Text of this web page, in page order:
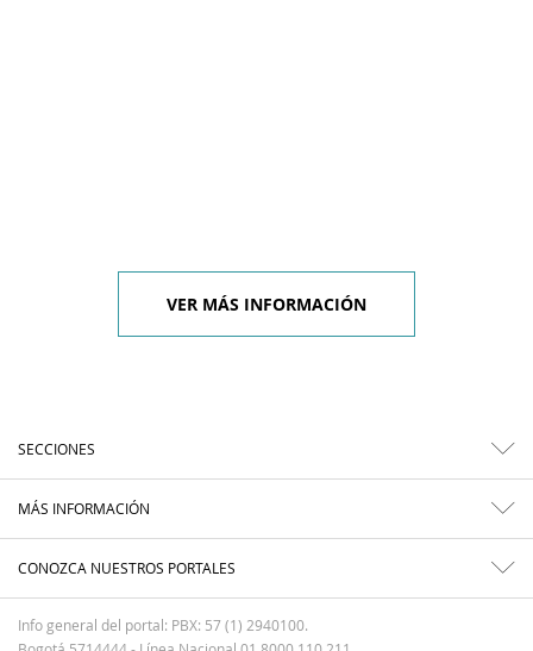
VER MÁS INFORMACIÓN
SECCIONES
MÁS INFORMACIÓN
CONOZCA NUESTROS PORTALES
Info general del portal: PBX: 57 (1) 2940100.